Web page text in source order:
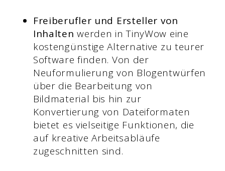
Freiberufler und Ersteller von
Inhalten werden in TinyWow eine
kostengünstige Alternative zu teurer
Software finden. Von der
Neuformulierung von Blogentwürfen
über die Bearbeitung von
Bildmaterial bis hin zur
Konvertierung von Dateiformaten
bietet es vielseitige Funktionen, die
auf kreative Arbeitsabläufe
zugeschnitten sind.